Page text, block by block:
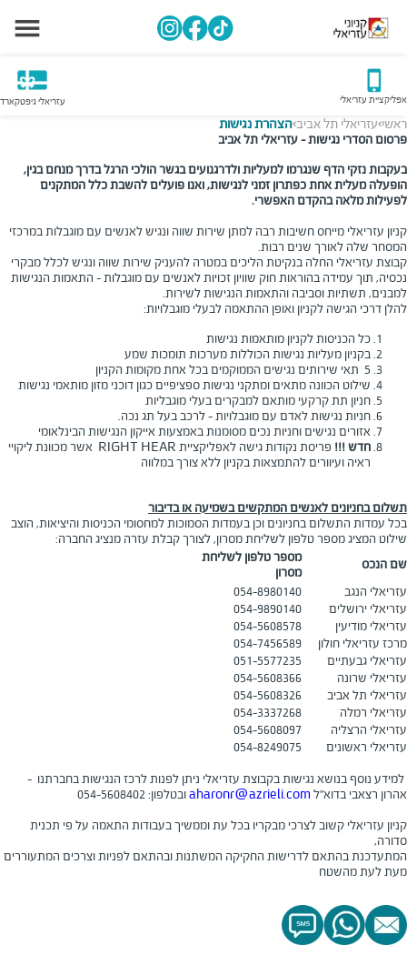
אפליקציית עזריאלי עזריאלי גיפטקארד
ראשי>עזריאלי תל אביב>הצהרת נגישות
פרסום הסדרי נגישות - עזריאלי תל אביב
בעקבות נזקי הדף שנגרמו למעליות ולדרגנועים בגשר הולכי הרגל בדרך מנחם בגין,
הופעלה מעלית אחת כפתרון זמני לנגישות, ואנו פועלים להשבת כלל המתקנים
לפעילות מלאה בהקדם האפשרי.
קניון עזריאלי מייחס חשיבות רבה למתן שירות שווה ונגיש לאנשים עם מוגבלות במרכזי
המסחר שלה לאורך שנים רבות.
קבוצת עזריאלי החלה בנקיטת הליכים במטרה להעניק שירות שווה ונגיש לכלל מבקרי
נכסיה, תוך עמידה בהוראות חוק שוויון זכויות לאנשים עם מוגבלות - התאמות הנגישות
למבנים, תשתיות וסביבה והתאמות הנגישות לשירות.
להלן דרכי הגישה לקניון ואופן ההתאמה לבעלי מוגבלויות:
כל הכניסות לקניון מותאמות נגישות
בקניון מעליות נגישות הכוללות מערכות תומכות שמע
5 תאי שירותים נגישים הממוקמים בכל אחת מקומות הקניון
שילוט הכוונה מתאים ומתקני נגישות ספציפיים כגון דוכני מזון מותאמי נגישות
חניון תת קרקעי מותאם למבקרים בעלי מוגבליות
חניות נגישות לאדם עם מוגבלויות - לרכב בעל תג נכה.
אזורים נגישים וחניות נכים מסומנות באמצעות אייקון הנגישות הבינלאומי
חדש !!!
פריסת נקודות גישה לאפליקציית RIGHT HEAR אשר מכוונת ליקויי
ראיה ועיוורים להתמצאות בקניון ללא צורך במלווה
תשלום בחניונים לאנשים המתקשים בשמיעה או בדיבור
בכל עמדות התשלום בחניונים וכן בעמדות הסמוכות למחסומי הכניסות והיציאות, הוצב
שילוט המציג מספר טלפון לשליחת מסרון, לצורך קבלת עזרה מנציג החברה:
שם הנכס
מספר טלפון לשליחת
מסרון
עזריאלי הנגב
054-8980140
עזריאלי ירושלים
054-9890140
עזריאלי מודיעין
054-5608578
מרכז עזריאלי חולון
054-7456589
עזריאלי גבעתיים
051-5577235
עזריאלי שרונה
054-5608366
עזריאלי תל אביב
054-5608326
עזריאלי רמלה
054-3337268
עזריאלי הרצליה
054-5608097
עזריאלי ראשונים
054-8249075
למידע נוסף בנושא נגישות בקבוצת עזריאלי ניתן לפנות לרכז הנגישות בחברתנו –
אהרון רצאבי בדוא"ל aharonr@azrieli.comובטלפון: 054-5608402
קניון עזריאלי קשוב לצרכי מבקריו בכל עת וממשיך בעבודות התאמה על פי תכנית
סדורה,
המתעדכנת בהתאם לדרישות החקיקה המשתנות ובהתאם לפניות וצרכים המתעוררים
מעת לעת מהשטח